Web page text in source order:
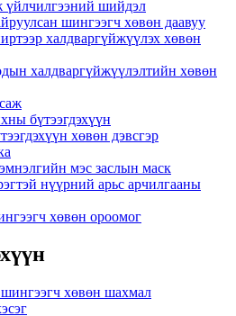
үйлчилгээний шийдэл
шингээгч хөвөн даавуу
халдваргүйжүүлэх хөвөн
халдваргүйжүүлэлтийн хөвөн
бүтээгдэхүүн
хөвөн дэвсгэр
мэс заслын маск
нүүрний арьс арчилгааны
хөвөн ороомог